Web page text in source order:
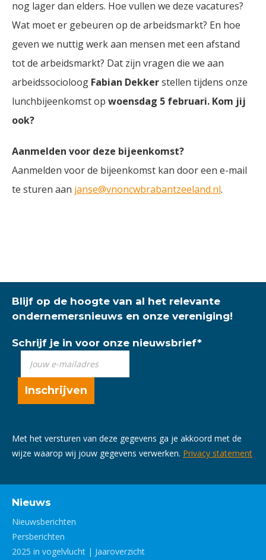
nog lager dan elders. Hoe vullen we deze vacatures?
Wat moet er gebeuren op de arbeidsmarkt? En hoe
geven we nuttig werk aan mensen met een afstand
tot de arbeidsmarkt? Dat zijn vragen die we aan
arbeidssocioloog Fabian Dekkerstellen tijdens onze
lunchbijeenkomst op woensdag 5 februari. Kom jij
ook?
Aanmelden voor deze bijeenkomst?
Aanmelden voor de bijeenkomst kan door een e-mail
te sturen aan janse@vnoncwbrabantzeeland.nl.
Blijf op de hoogte van al het relevante
ondernemersnieuws en onze vereniging!
Schrijf je in voor onze nieuwsbrief*
Met het versturen van deze gegevens ga je akkoord met de
wijze waarop wij jouw gegevens verwerken. Privacy statement
Nieuws
Nieuwsberichten
Persberichten
2025 in vogelvlucht | Jaaroverzicht